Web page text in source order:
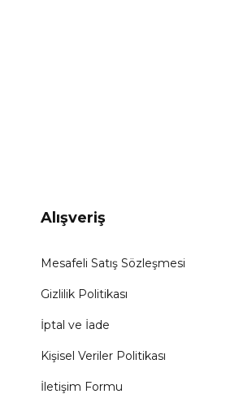
Alışveriş
Mesafeli Satış Sözleşmesi
Gizlilik Politikası
İptal ve İade
Kişisel Veriler Politikası
İletişim Formu